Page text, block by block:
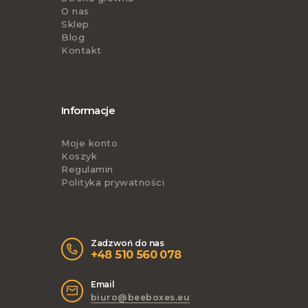
O nas
Sklep
Blog
Kontakt
Informacje
Moje konto
Koszyk
Regulamin
Polityka prywatności
Zadzwoń do nas
+48 510 560 078
Email
biuro@beeboxes.eu